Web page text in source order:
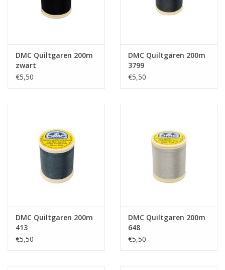
DMC Quiltgaren 200m
zwart
€5,50
DMC Quiltgaren 200m
3799
€5,50
DMC Quiltgaren 200m
413
€5,50
DMC Quiltgaren 200m
648
€5,50